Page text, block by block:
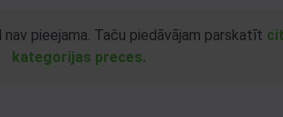
pieejama. Taču piedāvājam parskatīt
kategorijas preces.